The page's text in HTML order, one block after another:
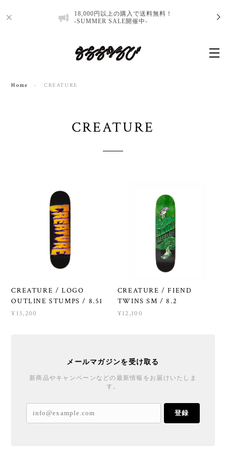
18,000円以上の購入で送料無料！
-SUMMER SALE開催中-
Home CREATURE
CREATURE
CREATURE / LOGO
OUTLINE STUMPS / 8.51
¥13,200
CREATURE / FIEND
TWINS SM / 8.2
¥12,100
メールマガジンを受け取る
新商品やキャンペーンなどの最新情報をお届けいたしま
す。
登録